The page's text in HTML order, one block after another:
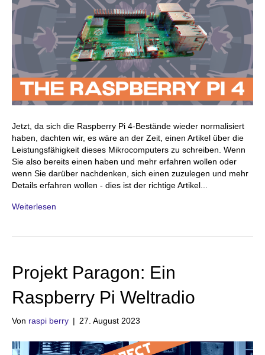
Jetzt, da sich die Raspberry Pi 4-Bestände wieder normalisiert
haben, dachten wir, es wäre an der Zeit, einen Artikel über die
Leistungsfähigkeit dieses Mikrocomputers zu schreiben. Wenn
Sie also bereits einen haben und mehr erfahren wollen oder
wenn Sie darüber nachdenken, sich einen zuzulegen und mehr
Details erfahren wollen - dies ist der richtige Artikel...
Weiterlesen
Projekt Paragon: Ein
Raspberry Pi Weltradio
Von raspi berry | 27. August 2023